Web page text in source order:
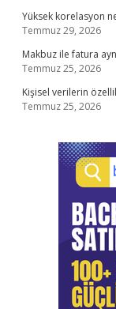
Yüksek korelasyon
Temmuz 29, 2026
Makbuz ile fatura
Temmuz 25, 2026
Kişisel verilerin
Temmuz 25, 2026